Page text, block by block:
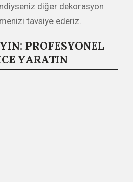
diğer dekorasyon
tavsiye ederiz.
PROFESYONEL
YARATIN